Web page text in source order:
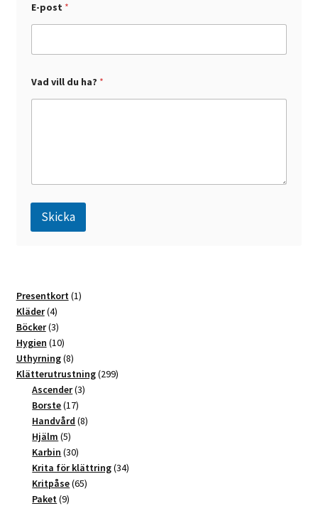
a
*
E-post *
Vad vill du ha? *
Skicka
e
r
n
a
t
i
v
e
Presentkort 11
Kläder 44
produkter
Böcker 33
produkter
Hygien 1010
produkter
Uthyrning 88
produkter
Klätterutrustning 299299
Ascender 33
Borste 1717
produkter
Handvård 88
Hjälm 55
produkter
Karbin 3030
produkter
Krita för klättring 3434
Kritpåse 6565
Paket 99